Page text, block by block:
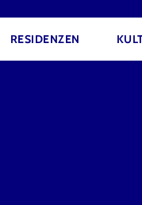
RESIDENZEN